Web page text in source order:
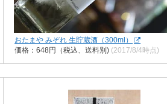
おたまや みぞれ 生貯蔵酒（300ml）
価格：648円（税込、送料別) (2017/8/4時点)